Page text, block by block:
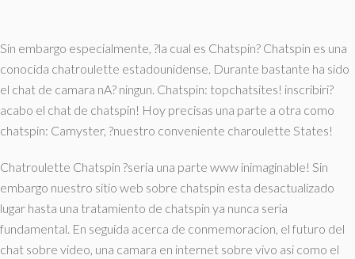
Sin embargo especialmente, ?la cual es Chatspin? Chatspin es una
conocida chatroulette estadounidense. Durante bastante ha sido
el chat de camara nA? ningun. Chatspin: topchatsites! inscribiri?
acabo el chat de chatspin! Hoy precisas una parte a otra como
chatspin: Camyster, ?nuestro conveniente charoulette States!
Chatroulette Chatspin ?seri­a una parte www inimaginable! Sin
embargo nuestro sitio web sobre chatspin esta desactualizado
lugar hasta una tratamiento de chatspin ya nunca seri­a
fundamental. En seguida acerca de conmemoracion, el futuro del
chat sobre video, una camara en internet sobre vivo asi­ como el